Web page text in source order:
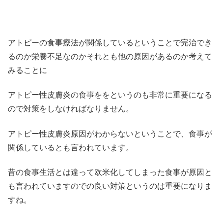
アトピーの食事療法が関係しているということで完治でき
るのか栄養不足なのかそれとも他の原因があるのか考えて
みることに
アトピー性皮膚炎の食事ををというのも非常に重要になる
ので対策をしなければなりません。
アトピー性皮膚炎原因がわからないということで、食事が
関係しているとも言われています。
昔の食事生活とは違って欧米化してしまった食事が原因と
も言われていますのでの良い対策というのは重要になりま
すね。